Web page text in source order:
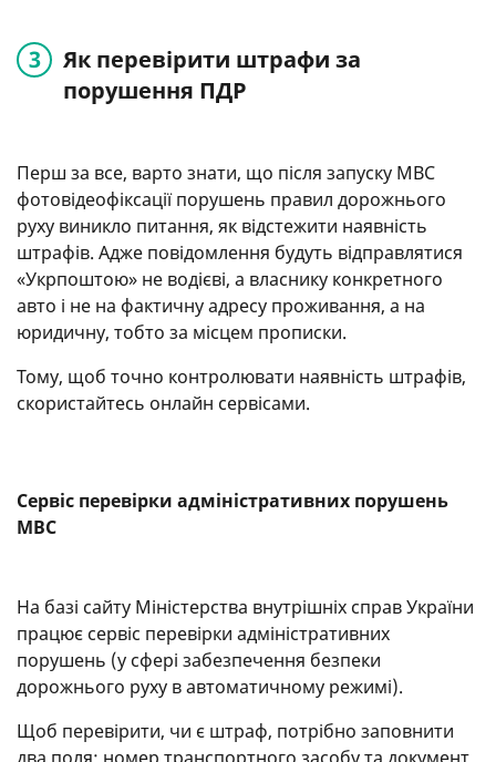
Як перевірити штрафи за
порушення ПДР
Перш за все, варто знати, що після запуску МВС
фотовідеофіксації порушень правил дорожнього
руху виникло питання, як відстежити наявність
штрафів. Адже повідомлення будуть відправлятися
«Укрпоштою» не водієві, а власнику конкретного
авто і не на фактичну адресу проживання, а на
юридичну, тобто за місцем прописки.
Тому, щоб точно контролювати наявність штрафів,
скористайтесь онлайн сервісами.
Сервіс перевірки адміністративних порушень
МВС
На базі сайту Міністерства внутрішніх справ України
працює сервіс перевірки адміністративних
порушень (у сфері забезпечення безпеки
дорожнього руху в автоматичному режимі).
Щоб перевірити, чи є штраф, потрібно заповнити